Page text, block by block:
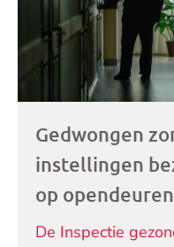
Gedwongen
instellingen
op
De Inspectie